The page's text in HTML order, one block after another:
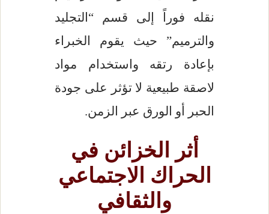
نقله فوراً إلى قسم “التجليد
والترميم” حيث يقوم الخبراء
بإعادة رتقه واستخدام مواد
لاصقة طبيعية لا تؤثر على جودة
الحبر أو الورق عبر الزمن.
أثر الخزائن في
الحراك الاجتماعي
والثقافي